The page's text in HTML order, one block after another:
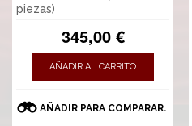
piezas)
345,00 €
AÑADIR AL CARRITO
AÑADIR PARA COMPARAR.